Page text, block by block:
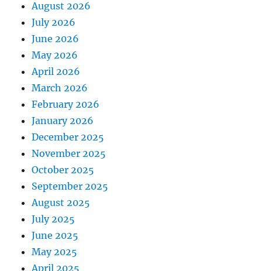
August 2026
July 2026
June 2026
May 2026
April 2026
March 2026
February 2026
January 2026
December 2025
November 2025
October 2025
September 2025
August 2025
July 2025
June 2025
May 2025
April 2025